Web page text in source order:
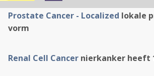
Prostate Cancer - Localized lokale
vorm
Renal Cell Cancer nierkanker heeft